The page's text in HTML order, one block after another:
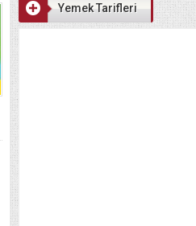
Yemek Tarifleri